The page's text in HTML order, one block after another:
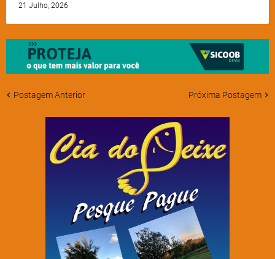
21 Julho, 2026
Postagem Anterior Próxima Postagem